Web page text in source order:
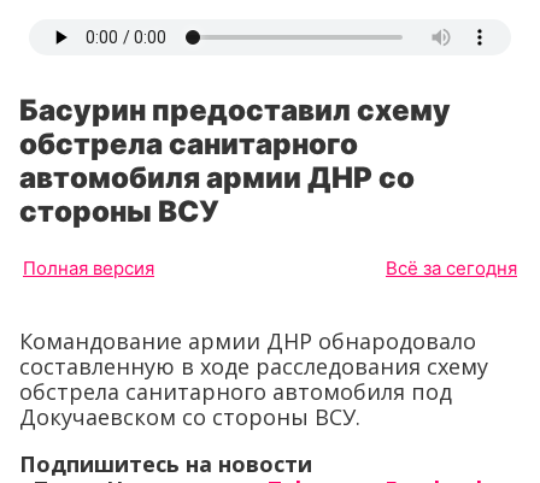
Басурин предоставил схему
обстрела санитарного
автомобиля армии ДНР со
стороны ВСУ
Полная версия Всё за сегодня
Командование армии ДНР обнародовало
составленную в ходе расследования схему
обстрела санитарного автомобиля под
Докучаевском со стороны ВСУ.
Подпишитесь на новости